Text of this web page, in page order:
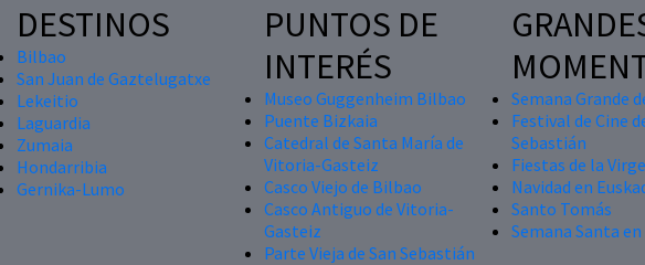
DESTINOS
Bilbao
San Juan de Gaztelugatxe
Lekeitio
Laguardia
Zumaia
Hondarribia
Gernika-Lumo
PUNTOS DE
INTERÉS
Museo Guggenheim Bilbao
Puente Bizkaia
Catedral de Santa María de
Vitoria-Gasteiz
Casco Viejo de Bilbao
Casco Antiguo de Vitoria-
Gasteiz
Parte Vieja de San Sebastián
Semana Grande
Festival de Cine
Sebastián
Fiestas de la
Navidad en
Santo Tomás
Semana Santa en